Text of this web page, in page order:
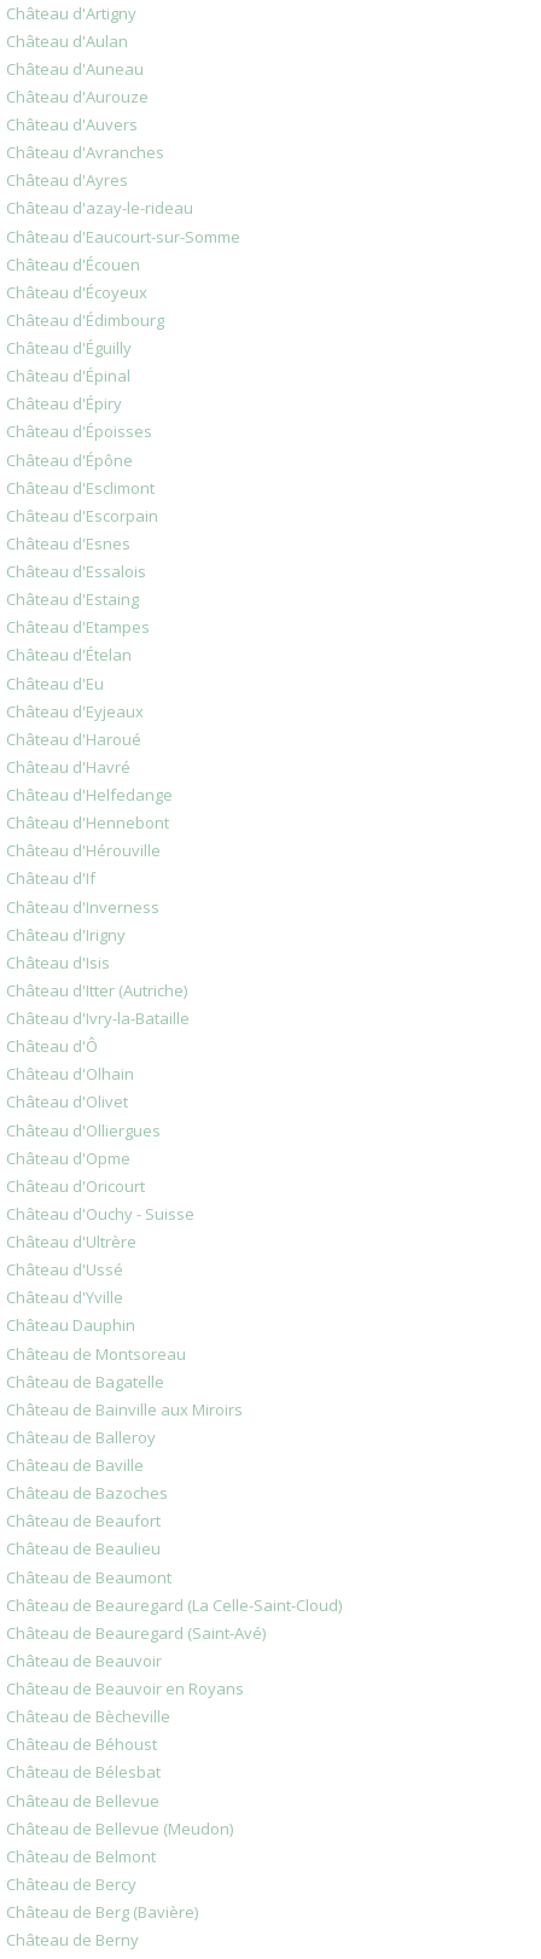
Château d'Artigny
Château d'Aulan
Château d'Auneau
Château d'Aurouze
Château d'Auvers
Château d'Avranches
Château d'Ayres
Château d'azay-le-rideau
Château d'Eaucourt-sur-Somme
Château d'Écouen
Château d'Écoyeux
Château d'Édimbourg
Château d'Éguilly
Château d'Épinal
Château d'Épiry
Château d'Époisses
Château d'Épône
Château d'Esclimont
Château d'Escorpain
Château d'Esnes
Château d'Essalois
Château d'Estaing
Château d'Etampes
Château d'Ételan
Château d'Eu
Château d'Eyjeaux
Château d'Haroué
Château d'Havré
Château d'Helfedange
Château d'Hennebont
Château d'Hérouville
Château d'If
Château d'Inverness
Château d'Irigny
Château d'Isis
Château d'Itter (Autriche)
Château d'Ivry-la-Bataille
Château d'Ô
Château d'Olhain
Château d'Olivet
Château d'Olliergues
Château d'Opme
Château d'Oricourt
Château d'Ouchy - Suisse
Château d'Ultrère
Château d'Ussé
Château d'Yville
Château Dauphin
Château de Montsoreau
Château de Bagatelle
Château de Bainville aux Miroirs
Château de Balleroy
Château de Baville
Château de Bazoches
Château de Beaufort
Château de Beaulieu
Château de Beaumont
Château de Beauregard (La Celle-Saint-Cloud)
Château de Beauregard (Saint-Avé)
Château de Beauvoir
Château de Beauvoir en Royans
Château de Bècheville
Château de Béhoust
Château de Bélesbat
Château de Bellevue
Château de Bellevue (Meudon)
Château de Belmont
Château de Bercy
Château de Berg (Bavière)
Château de Berny